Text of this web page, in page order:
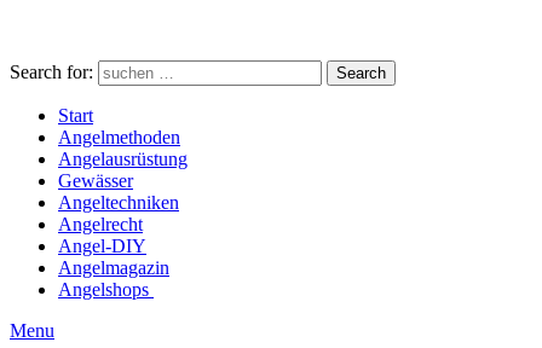
Search for: Search
Start
Angelmethoden
Angelausrüstung
Gewässer
Angeltechniken
Angelrecht
Angel-DIY
Angelmagazin
Angelshops
Menu